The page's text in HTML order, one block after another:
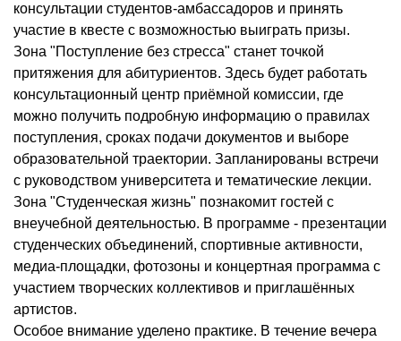
консультации студентов-амбассадоров и принять
участие в квесте с возможностью выиграть призы.
Зона "Поступление без стресса" станет точкой
притяжения для абитуриентов. Здесь будет работать
консультационный центр приёмной комиссии, где
можно получить подробную информацию о правилах
поступления, сроках подачи документов и выборе
образовательной траектории. Запланированы встречи
с руководством университета и тематические лекции.
Зона "Студенческая жизнь" познакомит гостей с
внеучебной деятельностью. В программе - презентации
студенческих объединений, спортивные активности,
медиа-площадки, фотозоны и концертная программа с
участием творческих коллективов и приглашённых
артистов.
Особое внимание уделено практике. В течение вечера